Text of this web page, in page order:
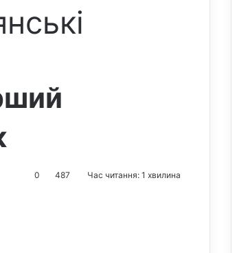
0 487 Час читання: 1 хвилина